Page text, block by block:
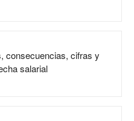
consecuencias, cifras y
salarial